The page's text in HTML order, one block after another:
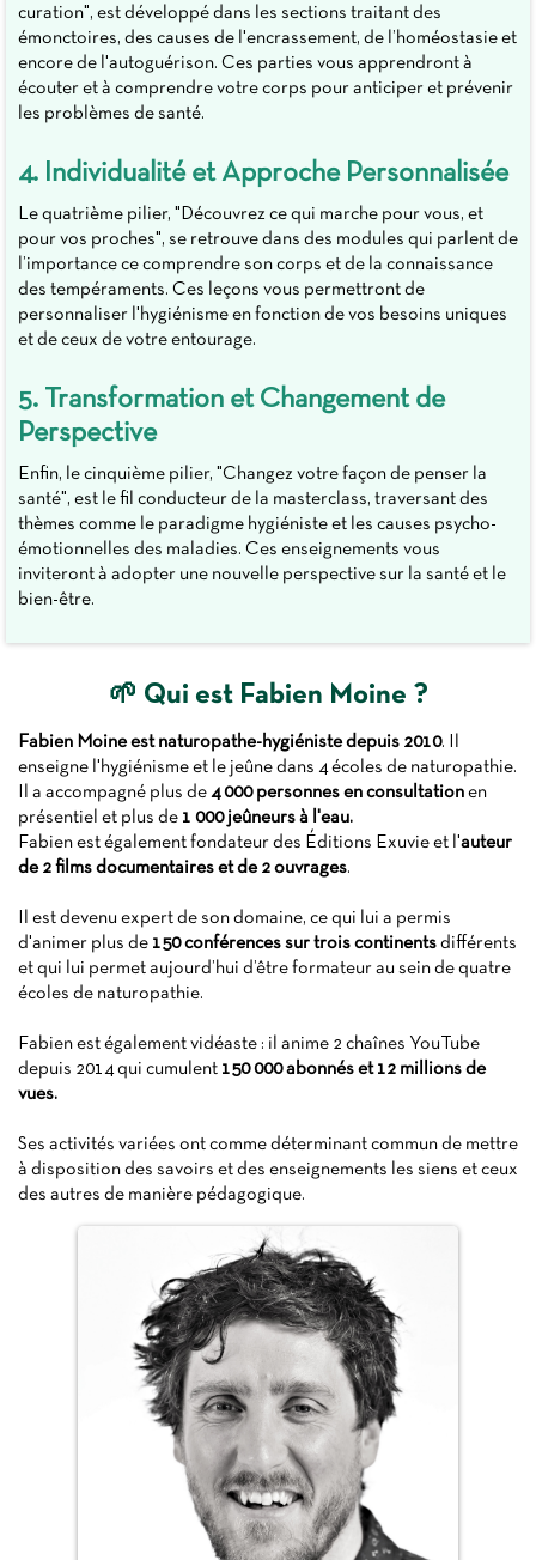
curation", est développé dans les sections traitant des
émonctoires, des causes de l'encrassement, de l’homéostasie et
encore de l'autoguérison. Ces parties vous apprendront à
écouter et à comprendre votre corps pour anticiper et prévenir
les problèmes de santé.
4. Individualité et Approche Personnalisée
Le quatrième pilier, "Découvrez ce qui marche pour vous, et
pour vos proches", se retrouve dans des modules qui parlent de
l’importance ce comprendre son corps et de la connaissance
des tempéraments. Ces leçons vous permettront de
personnaliser l'hygiénisme en fonction de vos besoins uniques
et de ceux de votre entourage.
5. Transformation et Changement de
Perspective
Enfin, le cinquième pilier, "Changez votre façon de penser la
santé", est le fil conducteur de la masterclass, traversant des
thèmes comme le paradigme hygiéniste et les causes psycho-
émotionnelles des maladies. Ces enseignements vous
inviteront à adopter une nouvelle perspective sur la santé et le
bien-être.
🌱 Qui est Fabien Moine ?
Fabien Moine est naturopathe-hygiéniste depuis 2010. Il
enseigne l'hygiénisme et le jeûne dans 4 écoles de naturopathie.
Il a accompagné plus de 4 000 personnes en consultation en
présentiel et plus de 1 000 jeûneurs à l'eau.
Fabien est également fondateur des Éditions Exuvie et l'auteur
de 2 films documentaires et de 2 ouvrages.
Il est devenu expert de son domaine, ce qui lui a permis
d'animer plus de 150 conférences sur trois continents différents
et qui lui permet aujourd’hui d’être formateur au sein de quatre
écoles de naturopathie.
Fabien est également vidéaste : il anime 2 chaînes YouTube
depuis 2014 qui cumulent 150 000 abonnés et 12 millions de
vues.
Ses activités variées ont comme déterminant commun de mettre
à disposition des savoirs et des enseignements les siens et ceux
des autres de manière pédagogique.